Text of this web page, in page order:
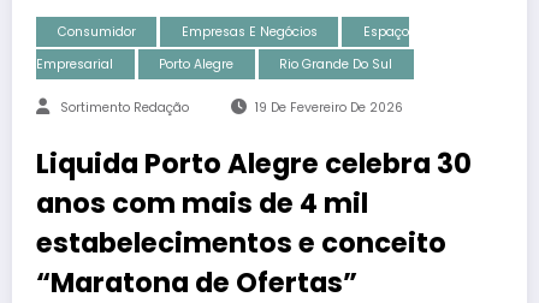
Consumidor Empresas E Negócios
Espaço
Empresarial
Porto Alegre Rio Grande Do Sul
Sortimento Redação 19 De Fevereiro De 2026
Liquida Porto Alegre celebra 30
anos com mais de 4 mil
estabelecimentos e conceito
“Maratona de Ofertas”